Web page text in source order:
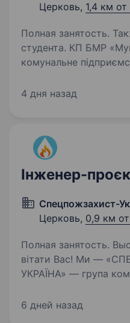
Церковь, 1,4 км от
Полная занятость.
студента. КП БМР «Муніципальна Варта» —
комунальне
об'єктів комунальної
4 дня назад
Інженер-
Спецпожзахист-
Церковь, 0,9 км
Полная занятость.
вітати Вас! Ми —
УКРАЇНА» — група
протипожежного
6 дней назад